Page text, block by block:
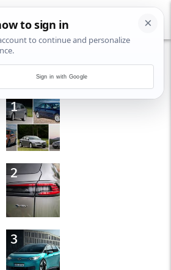
1
2
3
Sign in with Google